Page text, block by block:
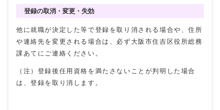
登録の取消・変更・失効
他に就職が決定した等で登録を取り消される場合や、住所
や連絡先を変更される場合は、必ず大阪市住吉区役所総務
課あてにご連絡ください。
（注）登録後任用資格を満たさないことが判明した場合
は、登録を取り消します。